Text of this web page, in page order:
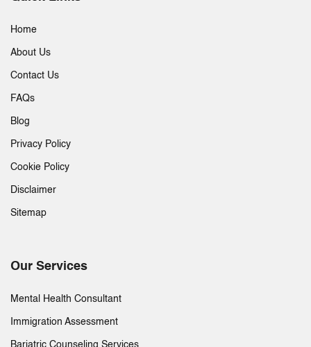
Home
About Us
Contact Us
FAQs
Blog
Privacy Policy
Cookie Policy
Disclaimer
Sitemap
Our Services
Mental Health Consultant
Immigration Assessment